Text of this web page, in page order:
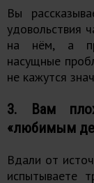
Вы
удовольствия
на нём, а
насущные
не кажутся
3. Вам
«любимым
Вдали от
испытываете